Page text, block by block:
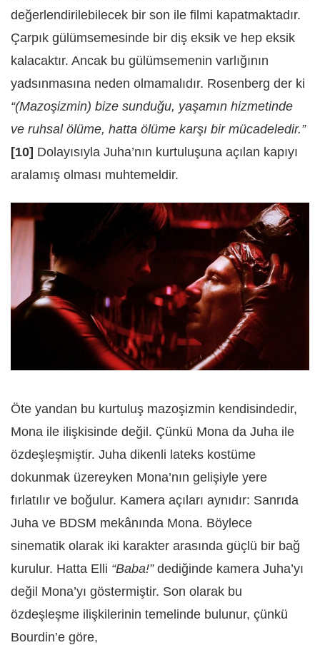
değerlendirilebilecek bir son ile filmi kapatmaktadır.
Çarpık gülümsemesinde bir diş eksik ve hep eksik
kalacaktır. Ancak bu gülümsemenin varlığının
yadsınmasına neden olmamalıdır. Rosenberg der ki
“(Mazoşizmin) bize sunduğu, yaşamın hizmetinde
ve ruhsal ölüme, hatta ölüme karşı bir mücadeledir.”
[10] Dolayısıyla Juha’nın kurtuluşuna açılan kapıyı
aralamış olması muhtemeldir.
Öte yandan bu kurtuluş mazoşizmin kendisindedir,
Mona ile ilişkisinde değil. Çünkü Mona da Juha ile
özdeşleşmiştir. Juha dikenli lateks kostüme
dokunmak üzereyken Mona’nın gelişiyle yere
fırlatılır ve boğulur. Kamera açıları aynıdır: Sanrıda
Juha ve BDSM mekânında Mona. Böylece
sinematik olarak iki karakter arasında güçlü bir bağ
kurulur. Hatta Elli “Baba!”dediğinde kamera Juha’yı
değil Mona’yı göstermiştir. Son olarak bu
özdeşleşme ilişkilerinin temelinde bulunur, çünkü
Bourdin’e göre,